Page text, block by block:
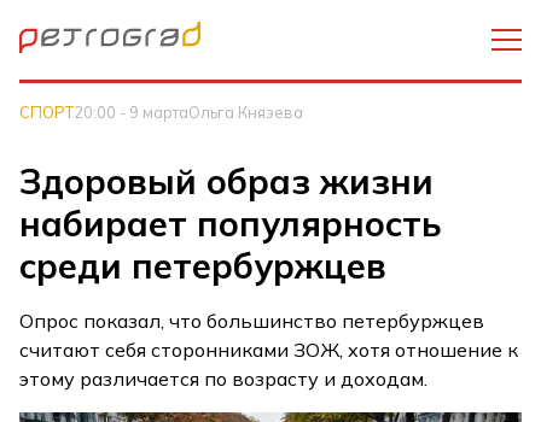
СПОРТ20:00 - 9 мартаОльга Князева
Здоровый образ жизни
набирает популярность
среди петербуржцев
Опрос показал, что большинство петербуржцев
считают себя сторонниками ЗОЖ, хотя отношение к
этому различается по возрасту и доходам.